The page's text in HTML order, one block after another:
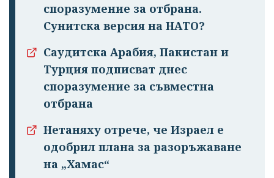
споразумение за отбрана.
Сунитска версия на НАТО?
Саудитска Арабия, Пакистан и
Турция подписват днес
споразумение за съвместна
отбрана
Нетаняху отрече, че Израел е
одобрил плана за разоръжаване
на „Хамас“